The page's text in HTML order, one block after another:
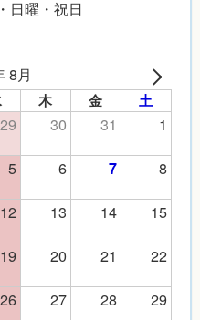
日曜・祝日
8月
木 金 土
29 30 31
1
5 6 7
8
12 13 14
15
19 20 21
22
26 27 28
29